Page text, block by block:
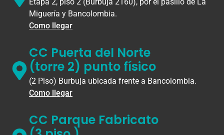
Etapa 2, piso 2 (Burbuja 2160), por el pasillo de La
Miguería y Bancolombia.
Como llegar
CC Puerta del Norte
(torre 2) punto físico
(2 Piso) Burbuja ubicada frente a Bancolombia.
Como llegar
CC Parque Fabricato